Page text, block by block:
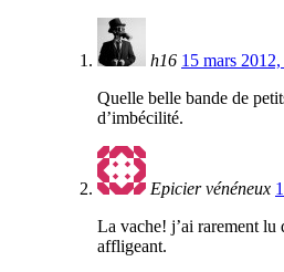
h16 15 mars
Quelle belle bande de
d’imbécilité.
Epicier vénéneux
La vache! j’ai rarement lu
affligeant.